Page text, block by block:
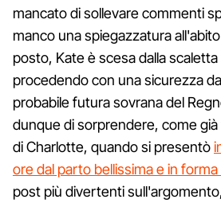
mancato di sollevare commenti
manco una spiegazzatura
posto, Kate è scesa dalla
procedendo con una sicurezza
probabile futura sovrana del
dunque di sorprendere, come
di Charlotte, quando si presentò
ore dal parto bellissima e in forma
post più divertenti